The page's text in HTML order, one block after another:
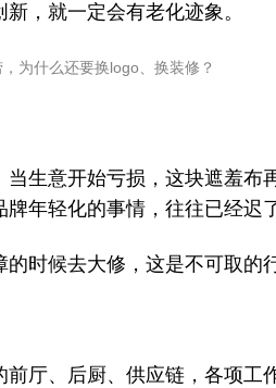
，就一定会有老化迹象。
为什么还要换logo、换装修？
生意开始亏损，这块遮羞布
牌年轻化的事情，往往已经迟
的时候去大修，这是不可取的
厅、后厨、供应链，各项工